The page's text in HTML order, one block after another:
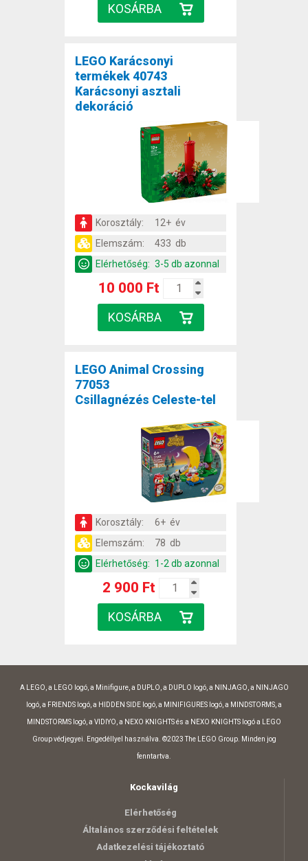
LEGO Karácsonyi
termékek 40743
Karácsonyi asztali
dekoráció
Korosztály:
12+ év
Elemszám:
433 db
Elérhetőség: 3-5 db azonnal
10 000 Ft
LEGO Animal Crossing
77053
Csillagnézés Celeste-tel
Korosztály:
6+ év
Elemszám:
78 db
Elérhetőség: 1-2 db azonnal
2 900 Ft
A LEGO, a LEGO logó, a Minifigure, a DUPLO, a DUPLO logó, a NINJAGO, a NINJAGO
logó, a FRIENDS logó, a HIDDEN SIDE logó, a MINIFIGURES logó, a MINDSTORMS, a
MINDSTORMS logó, a VIDIYO, a NEXO KNIGHTS és a NEXO KNIGHTS logó a LEGO
Group védjegyei. Engedéllyel használva. ©2023 The LEGO Group. Minden jog
fenntartva.
Kockavilág
Elérhetőség
Általános szerződési feltételek
Adatkezelési tájékoztató